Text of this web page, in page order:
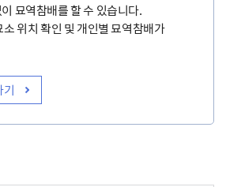
묘역참배를 할 수 있습니다.
위치 확인 및 개인별 묘역참배가
기